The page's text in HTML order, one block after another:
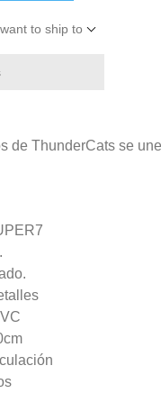
to ship to
de ThunderCats se